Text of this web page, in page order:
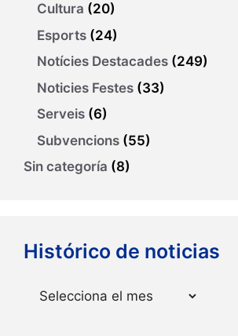
Cultura (20)
Esports (24)
Notícies Destacades (249)
Noticies Festes (33)
Serveis (6)
Subvencions (55)
Sin categoría (8)
Histórico de noticias
Arxius